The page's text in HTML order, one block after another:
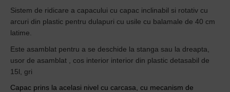
Sistem de ridicare a capacului cu capac inclinabil si rotativ cu
arcuri din plastic pentru dulapuri cu usile cu balamale de 40 cm
latime.
Este asamblat pentru a se deschide la stanga sau la dreapta,
usor de asamblat , cos interior interior din plastic detasabil de
15l, gri
Capac prins la acelasi nivel cu carcasa, cu mecanism de